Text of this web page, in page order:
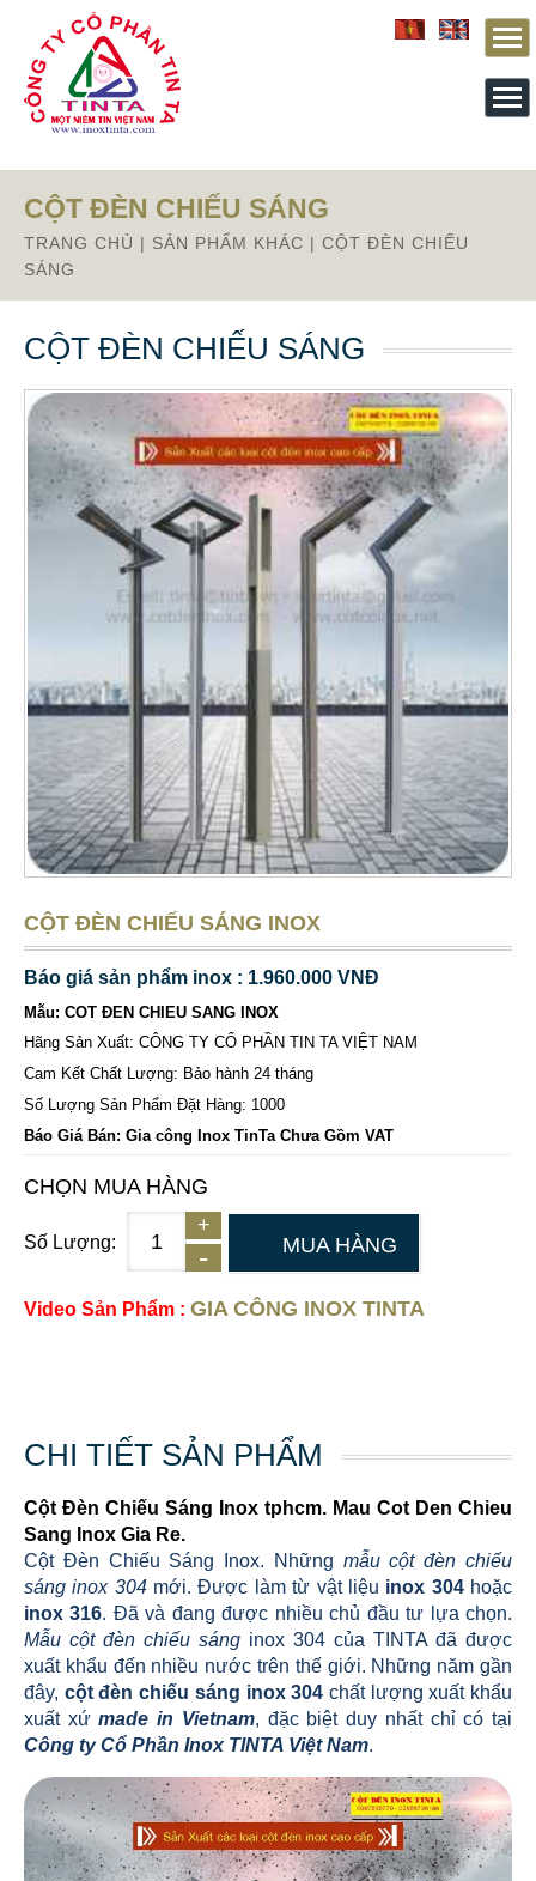
Từ mục này trở xuống là mã nguồn Zalo
CỘT ĐÈN CHIẾU SÁNG
TRANG CHỦ | SẢN PHẨM KHÁC | CỘT ĐÈN CHIẾU
SÁNG
CỘT ĐÈN CHIẾU SÁNG
CỘT ĐÈN CHIẾU SÁNG INOX
Báo giá sản phẩm inox : 1.960.000 VNĐ
Mẫu: COT ĐEN CHIEU SANG INOX
Hãng Sản Xuất: CÔNG TY CỔ PHẦN TIN TA VIỆT NAM
Cam Kết Chất Lượng: Bảo hành 24 tháng
Số Lượng Sản Phẩm Đặt Hàng: 1000
Báo Giá Bán: Gia công Inox TinTa Chưa Gồm VAT
CHỌN MUA HÀNG
Số Lượng: MUA HÀNG
Video Sản Phẩm : GIA CÔNG INOX TINTA
CHI TIẾT SẢN PHẨM
Cột Đèn Chiếu Sáng Inox tphcm. Mau Cot Den Chieu
Sang Inox Gia Re.
Cột Đèn Chiếu Sáng Inox. Những mẫu cột đèn chiếu
sáng inox 304mới. Được làm từ vật liệu inox 304hoặc
inox 316. Đã và đang được nhiều chủ đầu tư lựa chọn.
Mẫu cột đèn chiếu sáng inox 304 của TINTA đã được
xuất khẩu đến nhiều nước trên thế giới. Những năm gần
đây, cột đèn chiếu sáng inox 304 chất lượng xuất khẩu
xuất xứmade in Vietnam, đặc biệt duy nhất chỉ có tại
Công ty Cổ Phần Inox TINTA Việt Nam.